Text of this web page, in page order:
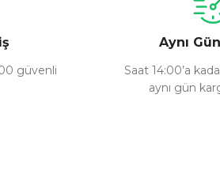
güvenli
Aynı
Saat 14:00’a
aynı gün